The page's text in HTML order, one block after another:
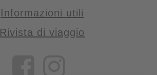
Informazioni utili
Rivista di viaggio